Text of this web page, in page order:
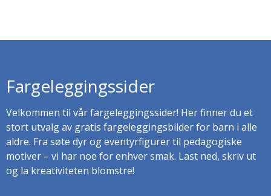
Fargeleggingssider
Velkommen til vår fargeleggingssider! Her finner du et
stort utvalg av gratis fargeleggingsbilder for barn i alle
aldre. Fra søte dyr og eventyrfigurer til pedagogiske
motiver – vi har noe for enhver smak. Last ned, skriv ut
og la kreativiteten blomstre!